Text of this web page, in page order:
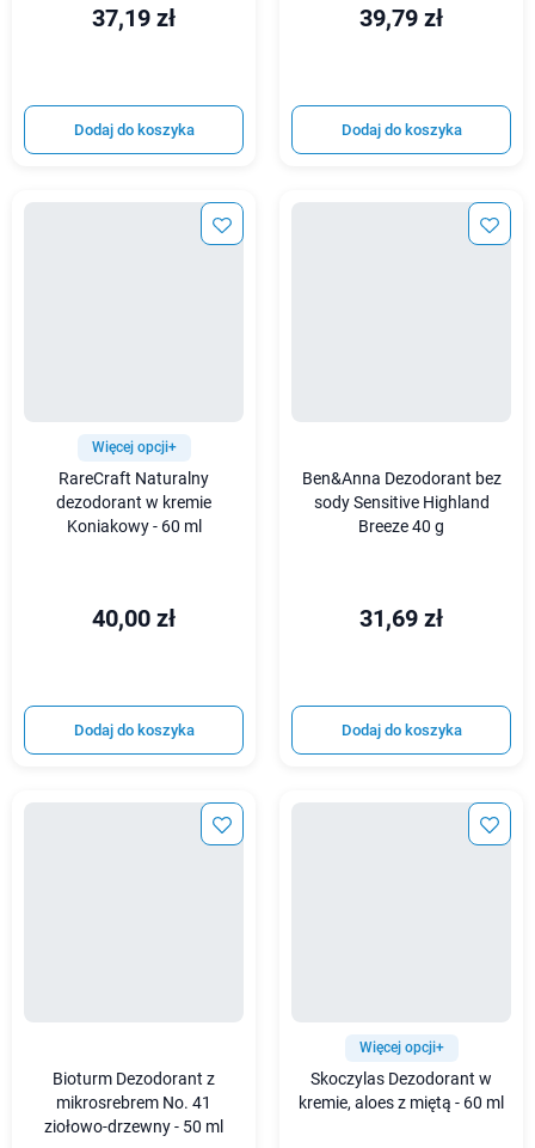
37,19 zł
Dodaj do koszyka
39,79 zł
Dodaj do koszyka
Więcej opcji+
RareCraft Naturalny
dezodorant w kremie
Koniakowy - 60 ml
40,00 zł
Dodaj do koszyka
Ben&Anna Dezodorant bez
sody Sensitive Highland
Breeze 40 g
31,69 zł
Dodaj do koszyka
Bioturm Dezodorant z
mikrosrebrem No. 41
ziołowo-drzewny - 50 ml
Więcej opcji+
Skoczylas Dezodorant w
kremie, aloes z miętą - 60 ml